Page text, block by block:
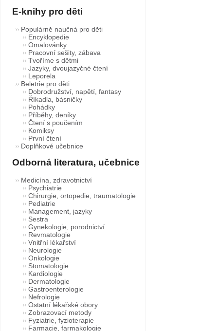
E-knihy pro děti
Populárně naučná pro děti
Encyklopedie
Omalovánky
Pracovní sešity, zábava
Tvoříme s dětmi
Jazyky, dvoujazyčné čtení
Leporela
Beletrie pro děti
Dobrodružství, napětí, fantasy
Říkadla, básničky
Pohádky
Příběhy, deníky
Čtení s poučením
Komiksy
První čtení
Doplňkové učebnice
Odborná literatura, učebnice
Medicína, zdravotnictví
Psychiatrie
Chirurgie, ortopedie, traumatologie
Pediatrie
Management, jazyky
Sestra
Gynekologie, porodnictví
Revmatologie
Vnitřní lékařství
Neurologie
Onkologie
Stomatologie
Kardiologie
Dermatologie
Gastroenterologie
Nefrologie
Ostatní lékařské obory
Zobrazovací metody
Fyziatrie, fyzioterapie
Farmacie, farmakologie